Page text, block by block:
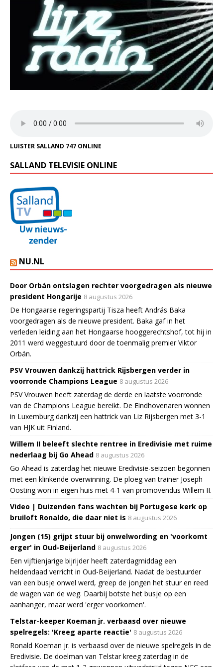
LUISTER SALLAND 747 ONLINE
SALLAND TELEVISIE ONLINE
NU.NL
Door Orbán ontslagen rechter voorgedragen als nieuwe
president Hongarije 8 augustus 2026
De Hongaarse regeringspartij Tisza heeft András Baka
voorgedragen als de nieuwe president. Baka gaf in het
verleden leiding aan het Hongaarse hooggerechtshof, tot hij in
2011 werd weggestuurd door de toenmalig premier Viktor
Orbán.
PSV Vrouwen dankzij hattrick Rijsbergen verder in
voorronde Champions League 8 augustus 2026
PSV Vrouwen heeft zaterdag de derde en laatste voorronde
van de Champions League bereikt. De Eindhovenaren wonnen
in Luxemburg dankzij een hattrick van Liz Rijsbergen met 3-1
van HJK uit Finland.
Willem II beleeft slechte rentree in Eredivisie met ruime
nederlaag bij Go Ahead 8 augustus 2026
Go Ahead is zaterdag het nieuwe Eredivisie-seizoen begonnen
met een klinkende overwinning. De ploeg van trainer Joseph
Oosting won in eigen huis met 4-1 van promovendus Willem II.
Video | Duizenden fans wachten bij Portugese kerk op
bruiloft Ronaldo, die daar niet is 8 augustus 2026
Jongen (15) grijpt stuur bij onwelwording en 'voorkomt
erger' in Oud-Beijerland 8 augustus 2026
Een vijftienjarige bijrijder heeft zaterdagmiddag een
heldendaad verricht in Oud-Beijerland. Nadat de bestuurder
van een busje onwel werd, greep de jongen het stuur en reed
de wagen van de weg. Daarbij botste het busje op een
aanhanger, maar werd 'erger voorkomen'.
Telstar-keeper Koeman jr. verbaasd over nieuwe
spelregels: 'Kreeg aparte reactie' 8 augustus 2026
Ronald Koeman jr. is verbaasd over de nieuwe spelregels in de
Eredivisie. De doelman van Telstar kreeg zaterdag in de